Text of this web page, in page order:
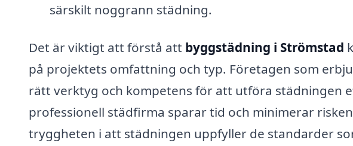
särskilt noggrann städning.
Det är viktigt att förstå att byggstädning i Strömstad
på projektets omfattning och typ. Företagen som
rätt verktyg och kompetens för att utföra städningen
professionell städfirma sparar tid och minimerar
tryggheten i att städningen uppfyller de standarder